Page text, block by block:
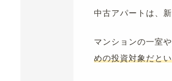
中古アパートは、
マンションの一室
めの投資対象だと